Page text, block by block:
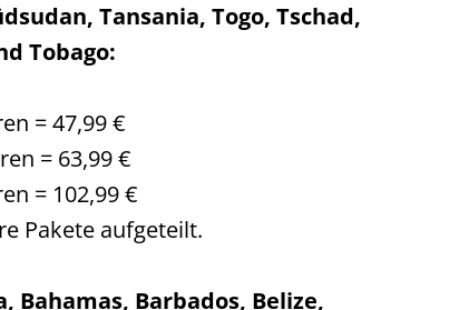
Tansania, Togo, Tschad,
Tobago:
= 47,99 €
= 63,99 €
= 102,99 €
Pakete aufgeteilt.
Barbados, Belize,